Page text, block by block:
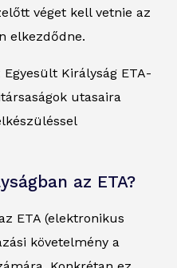
véget kell vetnie az
elkezdődne.
Királyság ETA-
utasaira
az ETA?
ETA (elektronikus
követelmény a